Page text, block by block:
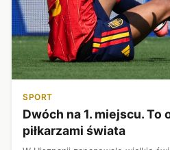
SPORT
Dwóch na 1. miejscu. To
piłkarzami świata